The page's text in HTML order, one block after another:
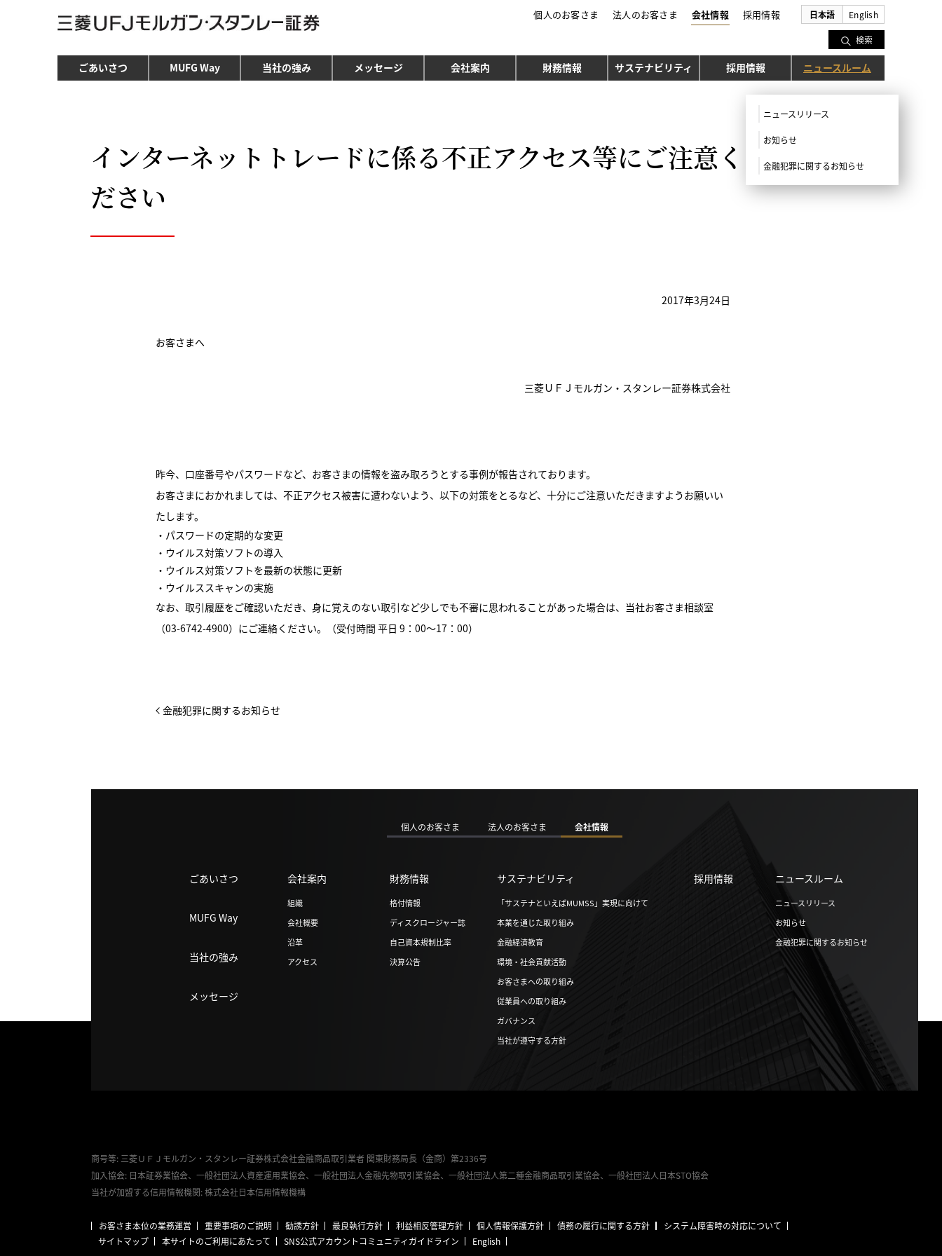
個人のお客さま 法人のお客さま 会社情報 採用情報 日本語 English
検索
ごあいさつ MUFG Way 当社の強み メッセージ 会社案内 財務情報 サステナビリティ 採用情報 ニュースルーム
インターネットトレードに係る不正アクセス等にご注意く
ださい
2017年3月24日
お客さまへ
三菱ＵＦＪモルガン・スタンレー証券株式会社
昨今、口座番号やパスワードなど、お客さまの情報を盗み取ろうとする事例が報告されております。
お客さまにおかれましては、不正アクセス被害に遭わないよう、以下の対策をとるなど、十分にご注意いただきますようお願いい
たします。
パスワードの定期的な変更
ウイルス対策ソフトの導入
ウイルス対策ソフトを最新の状態に更新
ウイルススキャンの実施
なお、取引履歴をご確認いただき、身に覚えのない取引など少しでも不審に思われることがあった場合は、当社お客さま相談室
（03-6742-4900）にご連絡ください。（受付時間 平日 9：00～17：00）
金融犯罪に関するお知らせ
ニュースリリース
お知らせ
金融犯罪に関するお知らせ
個人のお客さま 法人のお客さま 会社情報
ごあいさつ
MUFG Way
当社の強み
メッセージ
会社案内
組織
会社概要
沿革
アクセス
財務情報
格付情報
ディスクロージャー誌
自己資本規制比率
決算公告
サステナビリティ
「サステナといえばMUMSS」実現に向けて
本業を通じた取り組み
金融経済教育
環境・社会貢献活動
お客さまへの取り組み
従業員への取り組み
ガバナンス
当社が遵守する方針
採用情報 ニュースルーム
ニュースリリース
お知らせ
金融犯罪に関するお知らせ
商号等: 三菱ＵＦＪモルガン・スタンレー証券株式会社金融商品取引業者 関東財務局長（金商）第2336号
加入協会: 日本証券業協会、一般社団法人資産運用業協会、一般社団法人金融先物取引業協会、一般社団法人第二種金融商品取引業協会、一般社団法人日本STO協会
当社が加盟する信用情報機関: 株式会社日本信用情報機構
お客さま本位の業務運営 重要事項のご説明 勧誘方針 最良執行方針 利益相反管理方針 個人情報保護方針 債務の履行に関する方針
システム障害時の対応について
サイトマップ
本サイトのご利用にあたって SNS公式アカウントコミュニティガイドライン English